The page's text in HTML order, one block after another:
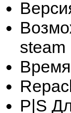
steam
P|S